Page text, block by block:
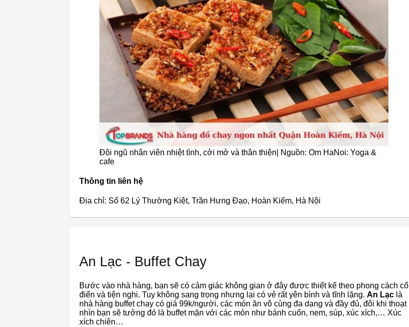
Đội ngũ nhân viên nhiệt tình, cởi mở và thân thiện| Nguồn: Om HaNoi: Yoga &
cafe
Thông tin liên hệ
Địa chỉ: Số 62 Lý Thường Kiệt, Trần Hưng Đạo, Hoàn Kiếm, Hà Nội
An Lạc - Buffet Chay
Bước vào nhà hàng, bạn sẽ có cảm giác không gian ở đây được thiết kế theo phong cách cổ
điển và tiện nghi. Tuy không sang trọng nhưng lại có vẻ rất yên bình và tĩnh lặng. An Lạc là
nhà hàng buffet chay có giá 99k/người, các món ăn vô cùng đa dạng và đầy đủ, đôi khi thoạt
nhìn bạn sẽ tưởng đó là buffet mặn với các món như bánh cuốn, nem, súp, xúc xích,… Xúc
xích chiên…